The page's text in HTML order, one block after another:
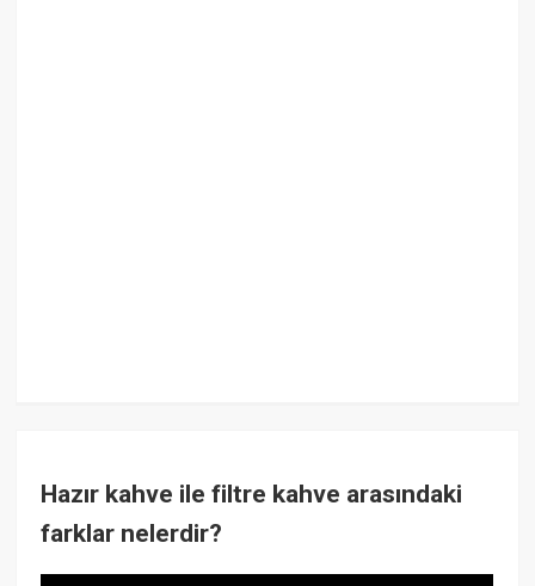
Hazır kahve ile filtre kahve arasındaki
farklar nelerdir?